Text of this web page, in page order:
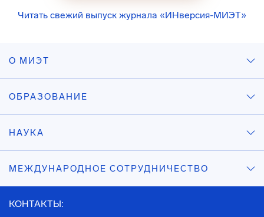
Читать свежий выпуск журнала «ИНверсия-МИЭТ»
О МИЭТ
ОБРАЗОВАНИЕ
НАУКА
МЕЖДУНАРОДНОЕ СОТРУДНИЧЕСТВО
КОНТАКТЫ: